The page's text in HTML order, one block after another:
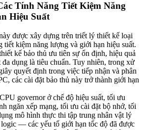
Tính Năng Tiết Kiệm Năng
Hiệu Suất
được xây dựng trên triết lý thiết kế loại
tiết kiệm năng lượng và giới hạn hiệu suất.
kế bảo thủ ưu tiên sự ổn định, hiệu quả
dụng là tiêu chuẩn. Tuy nhiên, trong xử
quyết định trong việc tiếp nhận và phân
các cài đặt bảo thủ này trở thành giới hạn
governor ở chế độ hiệu suất, tối ưu
ngăn xếp mạng, tối ưu cài đặt bộ nhớ, tối
mô hình thực thi tập trung nhân vật lý
— các yếu tố giới hạn tốc độ đã được